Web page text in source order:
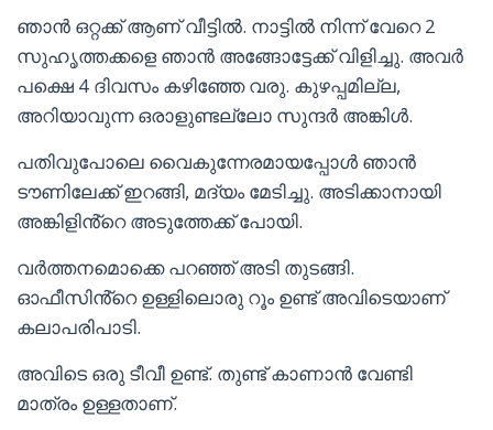
ഞാൻ ഒറ്റക്ക് ആണ് വീട്ടിൽ. നാട്ടിൽ നിന്ന് വേറെ 2
സുഹൃത്തക്കളെ ഞാൻ അങ്ങോട്ടേക്ക് വിളിച്ചു. അവർ
പക്ഷെ 4 ദിവസം കഴിഞ്ഞേ വരു. കുഴപ്പമില്ല,
അറിയാവുന്ന ഒരാളുണ്ടല്ലോ സുന്ദർ അങ്കിൾ.
പതിവുപോലെ വൈകുന്നേരമായപ്പോൾ ഞാൻ
ടൗണിലേക്ക് ഇറങ്ങി, മദ്യം മേടിച്ചു. അടിക്കാനായി
അങ്കിളിൻ്റെ അടുത്തേക്ക് പോയി.
വർത്തനമൊക്കെ പറഞ്ഞ് അടി തുടങ്ങി.
ഓഫീസിൻ്റെ ഉള്ളിലൊരു റൂം ഉണ്ട് അവിടെയാണ്
കലാപരിപാടി.
അവിടെ ഒരു ടീവീ ഉണ്ട്. തുണ്ട് കാണാൻ വേണ്ടി
മാത്രം ഉള്ളതാണ്.